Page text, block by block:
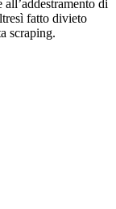
di
fatto divieto
scraping.